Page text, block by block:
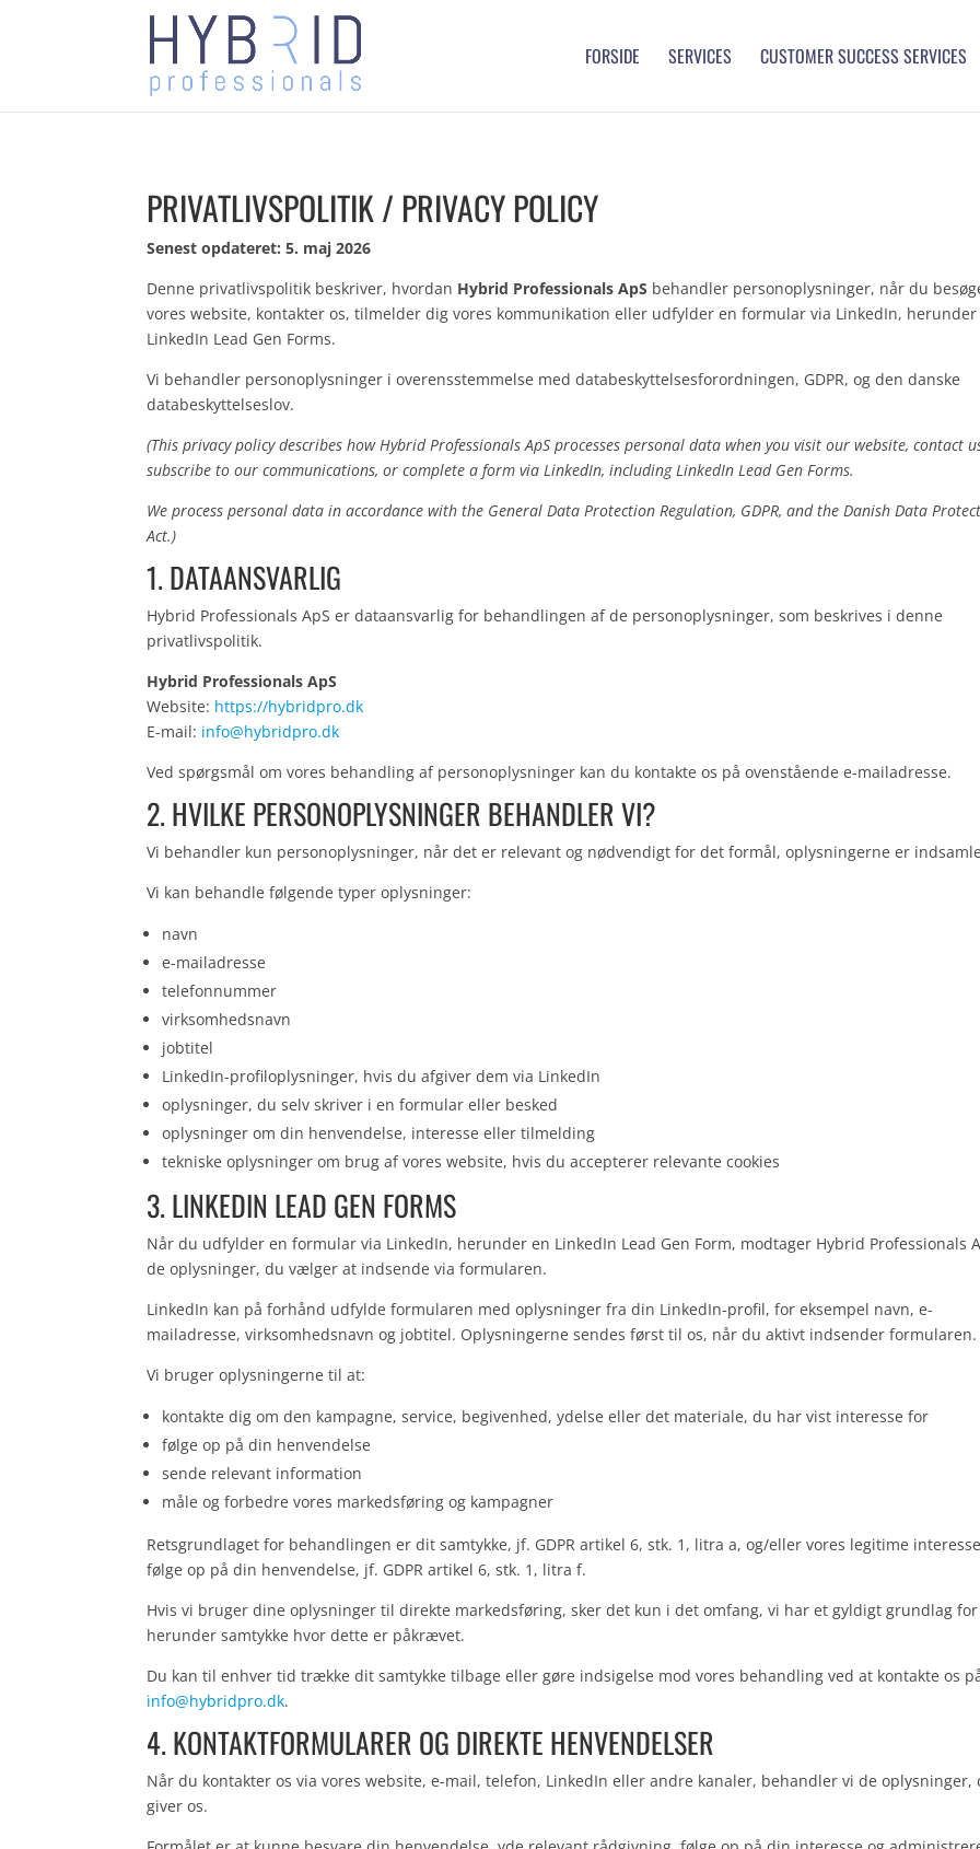
FORSIDE SERVICES CUSTOMER SUCCESS SERVICES
PRIVATLIVSPOLITIK / PRIVACY POLICY
Senest opdateret: 5. maj 2026
Denne privatlivspolitik beskriver, hvordan Hybrid Professionals ApS behandler personoplysninger, når du
vores website, kontakter os, tilmelder dig vores kommunikation eller udfylder en formular via LinkedIn, herunder
LinkedIn Lead Gen Forms.
Vi behandler personoplysninger i overensstemmelse med databeskyttelsesforordningen, GDPR, og den danske
databeskyttelseslov.
(This privacy policy describes how Hybrid Professionals ApS processes personal data when you visit our website, contact
subscribe to our communications, or complete a form via LinkedIn, including LinkedIn Lead Gen Forms.
We process personal data in accordance with the General Data Protection Regulation, GDPR, and the Danish Data
Act.)
1. DATAANSVARLIG
Hybrid Professionals ApS er dataansvarlig for behandlingen af de personoplysninger, som beskrives i denne
privatlivspolitik.
Hybrid Professionals ApS
Website: https://hybridpro.dk
E-mail: info@hybridpro.dk
Ved spørgsmål om vores behandling af personoplysninger kan du kontakte os på ovenstående e-mailadresse.
2. HVILKE PERSONOPLYSNINGER BEHANDLER VI?
Vi behandler kun personoplysninger, når det er relevant og nødvendigt for det formål, oplysningerne er
Vi kan behandle følgende typer oplysninger:
navn
e-mailadresse
telefonnummer
virksomhedsnavn
jobtitel
LinkedIn-profiloplysninger, hvis du afgiver dem via LinkedIn
oplysninger, du selv skriver i en formular eller besked
oplysninger om din henvendelse, interesse eller tilmelding
tekniske oplysninger om brug af vores website, hvis du accepterer relevante cookies
3. LINKEDIN LEAD GEN FORMS
Når du udfylder en formular via LinkedIn, herunder en LinkedIn Lead Gen Form, modtager Hybrid Professionals
de oplysninger, du vælger at indsende via formularen.
LinkedIn kan på forhånd udfylde formularen med oplysninger fra din LinkedIn-profil, for eksempel navn, e-
mailadresse, virksomhedsnavn og jobtitel. Oplysningerne sendes først til os, når du aktivt indsender formularen.
Vi bruger oplysningerne til at:
kontakte dig om den kampagne, service, begivenhed, ydelse eller det materiale, du har vist interesse for
følge op på din henvendelse
sende relevant information
måle og forbedre vores markedsføring og kampagner
Retsgrundlaget for behandlingen er dit samtykke, jf. GDPR artikel 6, stk. 1, litra a, og/eller vores legitime
følge op på din henvendelse, jf. GDPR artikel 6, stk. 1, litra f.
Hvis vi bruger dine oplysninger til direkte markedsføring, sker det kun i det omfang, vi har et gyldigt grundlag
herunder samtykke hvor dette er påkrævet.
Du kan til enhver tid trække dit samtykke tilbage eller gøre indsigelse mod vores behandling ved at kontakte os
info@hybridpro.dk.
4. KONTAKTFORMULARER OG DIREKTE HENVENDELSER
Når du kontakter os via vores website, e-mail, telefon, LinkedIn eller andre kanaler, behandler vi de oplysninger,
giver os.